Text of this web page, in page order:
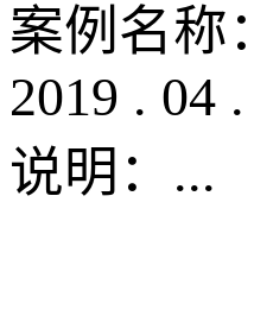
案例名称：
2019 . 04 .
说明： ...